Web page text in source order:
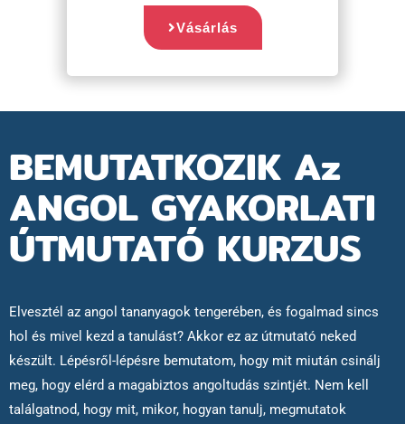
Vásárlás
BEMUTATKOZIK Az
ANGOL GYAKORLATI
ÚTMUTATÓ KURZUS
Elvesztél az angol tananyagok tengerében, és fogalmad sincs
hol és mivel kezd a tanulást? Akkor ez az útmutató neked
készült. Lépésről-lépésre bemutatom, hogy mit miután csinálj
meg, hogy elérd a magabiztos angoltudás szintjét. Nem kell
találgatnod, hogy mit, mikor, hogyan tanulj, megmutatok